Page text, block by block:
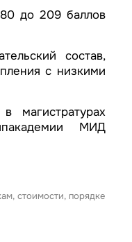
до 209 баллов
состав,
с низкими
МИД
стоимости, порядке